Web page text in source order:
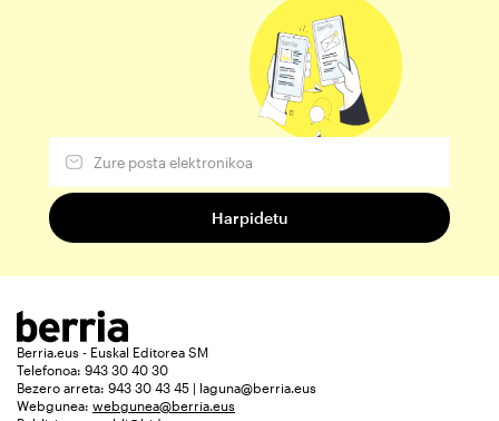
Berria.eus - Euskal Editorea SM
Telefonoa: 943 30 40 30
Bezero arreta: 943 30 43 45 | laguna@berria.eus
Webgunea: webgunea@berria.eus